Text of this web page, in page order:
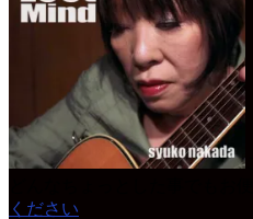
ください